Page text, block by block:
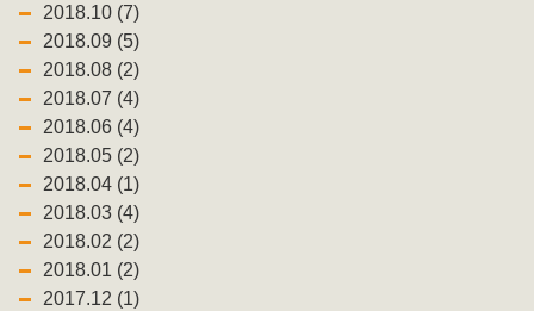
2018.10 (7)
2018.09 (5)
2018.08 (2)
2018.07 (4)
2018.06 (4)
2018.05 (2)
2018.04 (1)
2018.03 (4)
2018.02 (2)
2018.01 (2)
2017.12 (1)